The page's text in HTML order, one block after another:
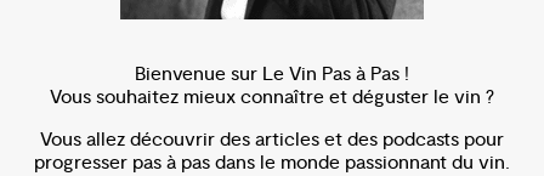
Bienvenue sur Le Vin Pas à Pas !
Vous souhaitez mieux connaître et déguster le vin ?
Vous allez découvrir des articles et des podcasts pour
progresser pas à pas dans le monde passionnant du vin.